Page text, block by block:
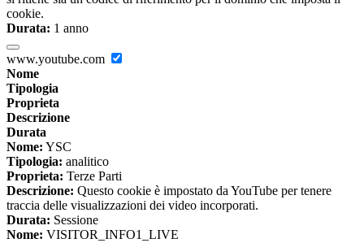
cookie.
Durata: 1 anno
www.youtube.com
Nome
Tipologia
Proprieta
Descrizione
Durata
Nome: YSC
Tipologia: analitico
Proprieta: Terze Parti
Descrizione: Questo cookie è impostato da YouTube per tenere
traccia delle visualizzazioni dei video incorporati.
Durata: Sessione
Nome: VISITOR_INFO1_LIVE